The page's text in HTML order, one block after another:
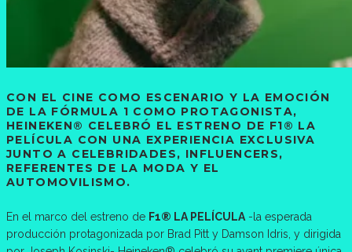
CON EL CINE COMO ESCENARIO Y LA EMOCIÓN
DE LA FÓRMULA 1 COMO PROTAGONISTA,
HEINEKEN® CELEBRÓ EL ESTRENO DE F1® LA
PELÍCULA CON UNA EXPERIENCIA EXCLUSIVA
JUNTO A CELEBRIDADES, INFLUENCERS,
REFERENTES DE LA MODA Y EL
AUTOMOVILISMO.
En el marco del estreno de F1® LA PELÍCULA -la esperada
producción protagonizada por Brad Pitt y Damson Idris, y dirigida